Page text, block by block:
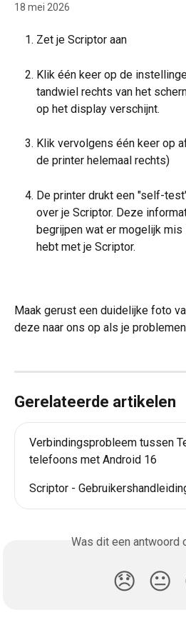
18 mei 2026
Zet je Scriptor aan
Klik één keer op de
tandwiel rechts van het
op het display verschijnt.
Klik vervolgens één keer op
de printer helemaal rechts)
De printer drukt een "self-
over je Scriptor. Deze
begrijpen wat er mogelijk
hebt met je Scriptor.
Maak gerust een duidelijke foto
deze naar ons op als je
Gerelateerde artikelen
Verbindingsprobleem tussen
telefoons met Android 16
Scriptor -
Was dit een antwoord
😞 😐